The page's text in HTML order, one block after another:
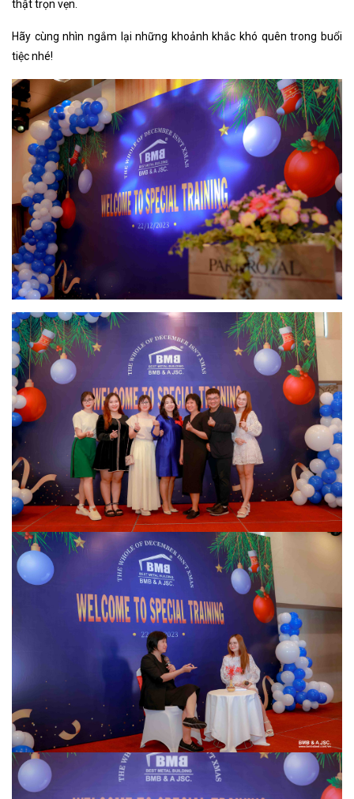
thật trọn vẹn.
Hãy cùng nhìn ngắm lại những khoảnh khắc khó quên trong buổi
tiệc nhé!